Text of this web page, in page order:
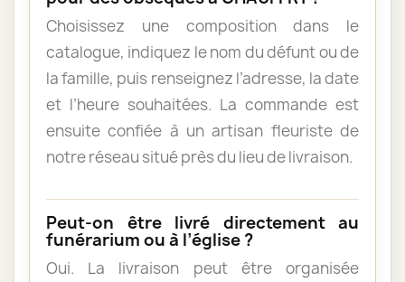
Choisissez une composition dans le
catalogue, indiquez le nom du défunt ou de
la famille, puis renseignez l’adresse, la date
et l’heure souhaitées. La commande est
ensuite confiée à un artisan fleuriste de
notre réseau situé près du lieu de livraison.
Peut-on être livré directement au
funérarium ou à l’église ?
Oui. La livraison peut être organisée